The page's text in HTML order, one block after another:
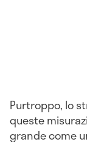
Purtroppo, lo
queste
grande come